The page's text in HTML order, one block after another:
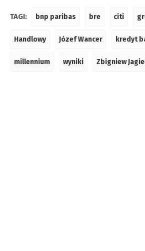
TAGI: bnp paribas bre citi
Handlowy Józef Wancer kredyt
millennium wyniki Zbigniew